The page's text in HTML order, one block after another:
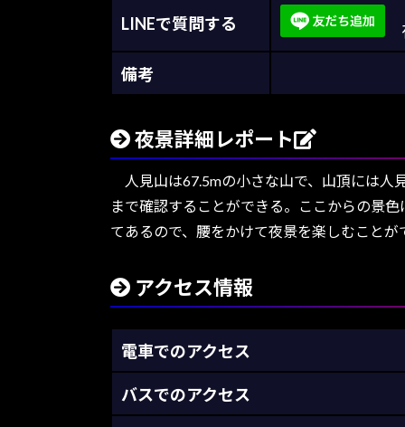
LINEで質問する
備考
夜景詳細レポート
人見山は67.5mの小さな山で、山頂には人
まで確認することができる。ここからの景
てあるので、腰をかけて夜景を楽しむこと
アクセス情報
電車でのアクセス
バスでのアクセス